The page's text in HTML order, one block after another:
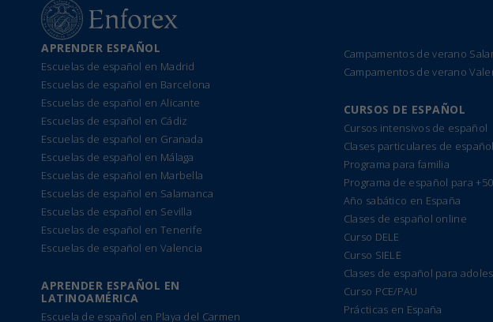
APRENDER ESPAÑOL
Escuelas de español en Madrid
Escuelas de español en Barcelona
Escuelas de español en Alicante
Escuelas de español en Cádiz
Escuelas de español en Granada
Escuelas de español en Málaga
Escuelas de español en Marbella
Escuelas de español en Salamanca
Escuelas de español en Sevilla
Escuelas de español en Tenerife
Escuelas de español en Valencia
APRENDER ESPAÑOL EN
LATINOAMÉRICA
Escuela de español en Playa del Carmen
Campamentos de verano
Campamentos de verano
CURSOS DE ESPAÑOL
Cursos intensivos de español
Clases particulares de español
Programa para familia
Programa de español para +50
Año sabático en España
Clases de español online
Curso DELE
Curso SIELE
Clases de español para
Curso PCE/PAU
Prácticas en España